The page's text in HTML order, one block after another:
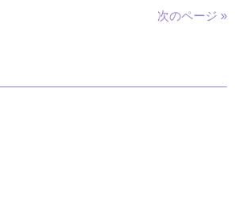
次のページ »